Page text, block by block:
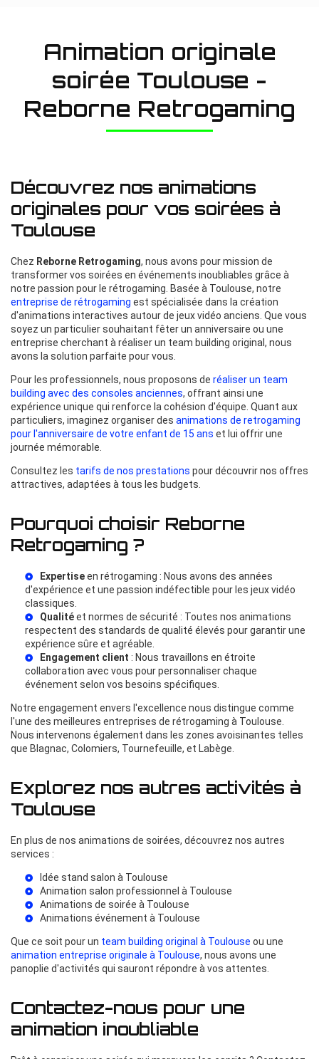
Animation originale
soirée Toulouse -
Reborne Retrogaming
Découvrez nos animations
originales pour vos soirées à
Toulouse
Chez Reborne Retrogaming, nous avons pour mission de
transformer vos soirées en événements inoubliables grâce à
notre passion pour le rétrogaming. Basée à Toulouse, notre
entreprise de rétrogaming est spécialisée dans la création
d'animations interactives autour de jeux vidéo anciens. Que vous
soyez un particulier souhaitant fêter un anniversaire ou une
entreprise cherchant à réaliser un team building original, nous
avons la solution parfaite pour vous.
Pour les professionnels, nous proposons de réaliser un team
building avec des consoles anciennes, offrant ainsi une
expérience unique qui renforce la cohésion d'équipe. Quant aux
particuliers, imaginez organiser des animations de retrogaming
pour l'anniversaire de votre enfant de 15 ans et lui offrir une
journée mémorable.
Consultez les tarifs de nos prestations pour découvrir nos offres
attractives, adaptées à tous les budgets.
Pourquoi choisir Reborne
Retrogaming ?
Expertiseen rétrogaming : Nous avons des années
d'expérience et une passion indéfectible pour les jeux vidéo
classiques.
Qualitéet normes de sécurité : Toutes nos animations
respectent des standards de qualité élevés pour garantir une
expérience sûre et agréable.
Engagement client : Nous travaillons en étroite
collaboration avec vous pour personnaliser chaque
événement selon vos besoins spécifiques.
Notre engagement envers l'excellence nous distingue comme
l'une des meilleures entreprises de rétrogaming à Toulouse.
Nous intervenons également dans les zones avoisinantes telles
que Blagnac, Colomiers, Tournefeuille, et Labège.
Explorez nos autres activités à
Toulouse
En plus de nos animations de soirées, découvrez nos autres
services :
Idée stand salon à Toulouse
Animation salon professionnel à Toulouse
Animations de soirée à Toulouse
Animations événement à Toulouse
Que ce soit pour un team building original à Toulouse ou une
animation entreprise originale à Toulouse, nous avons une
panoplie d'activités qui sauront répondre à vos attentes.
Contactez-nous pour une
animation inoubliable